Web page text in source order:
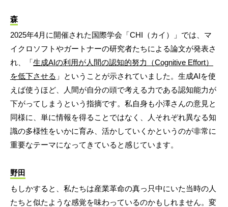
森
2025年4月に開催された国際学会「CHI（カイ）」では、マ
イクロソフトやガートナーの研究者たちによる論文が発表さ
れ、「生成AIの利用が人間の認知的努力（Cognitive Effort）
を低下させる 」ということが示されていました。生成AIを使
えば使うほど、人間が自分の頭で考える力である認知能力が
下がってしまうという指摘です。私自身も小澤さんの意見と
同様に、単に情報を得ることではなく、人それぞれ異なる知
識の多様性をいかに育み、活かしていくかというのが非常に
重要なテーマになってきていると感じています。
野田
もしかすると、私たちは産業革命の真っ只中にいた当時の人
たちと似たような感覚を味わっているのかもしれません。変